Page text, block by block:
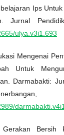
Ips
Jurnal
ulya.v3i1.693
Mengenai
Untuk
Darmabakti:
Bersih